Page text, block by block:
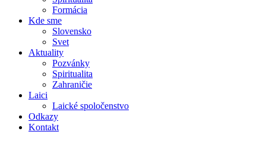
Formácia
Kde sme
Slovensko
Svet
Aktuality
Pozvánky
Spiritualita
Zahraničie
Laici
Laické spoločenstvo
Odkazy
Kontakt